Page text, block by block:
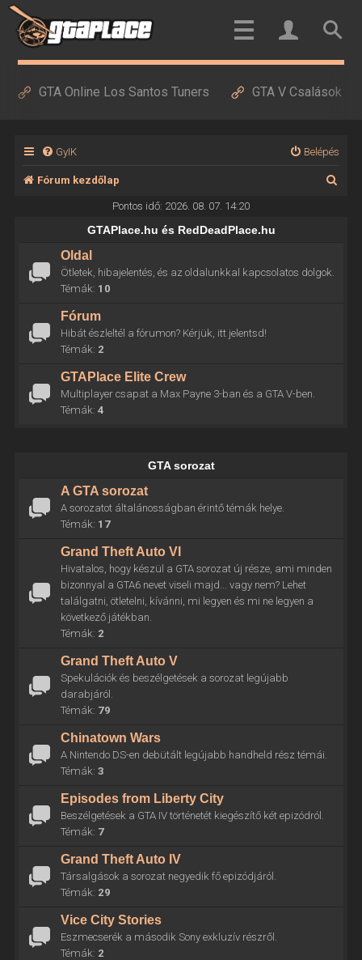
GTA Online Los Santos Tuners GTA V Csalások
GyIK Belépés
Fórum kezdőlap
Pontos idő: 2026. 08. 07. 14:20
GTAPlace.hu és RedDeadPlace.hu
Oldal
Ötletek, hibajelentés, és az oldalunkkal kapcsolatos dolgok.
Témák: 10
Fórum
Hibát észleltél a fórumon? Kérjük, itt jelentsd!
Témák: 2
GTAPlace Elite Crew
Multiplayer csapat a Max Payne 3-ban és a GTA V-ben.
Témák: 4
GTA sorozat
A GTA sorozat
A sorozatot általánosságban érintő témák helye.
Témák: 17
Grand Theft Auto VI
Hivatalos, hogy készül a GTA sorozat új része, ami minden
bizonnyal a GTA6 nevet viseli majd... vagy nem? Lehet
találgatni, ötletelni, kívánni, mi legyen és mi ne legyen a
következő játékban.
Témák: 2
Grand Theft Auto V
Spekulációk és beszélgetések a sorozat legújabb
darabjáról.
Témák: 79
Chinatown Wars
A Nintendo DS-en debütált legújabb handheld rész témái.
Témák: 3
Episodes from Liberty City
Beszélgetések a GTA IV történetét kiegészítő két epizódról.
Témák: 7
Grand Theft Auto IV
Társalgások a sorozat negyedik fő epizódjáról.
Témák: 29
Vice City Stories
Eszmecserék a második Sony exkluzív részről.
Témák: 2